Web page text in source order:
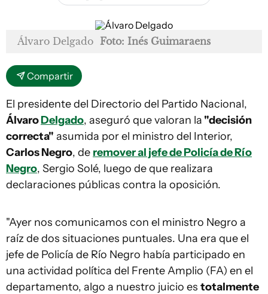
Álvaro Delgado Foto: Inés Guimaraens
Compartir
El presidente del Directorio del Partido Nacional,
ÁlvaroDelgado, aseguró que valoran la "decisión
correcta" asumida por el ministro del Interior,
Carlos Negro, de remover al jefe de Policía de Río
Negro, Sergio Solé, luego de que realizara
declaraciones públicas contra la oposición.
"Ayer nos comunicamos con el ministro Negro a
raíz de dos situaciones puntuales. Una era que el
jefe de Policía de Río Negro había participado en
una actividad política del Frente Amplio (FA) en el
departamento, algo a nuestro juicio es totalmente